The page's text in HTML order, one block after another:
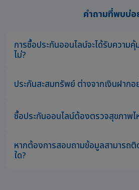
คำถามที่พบบ่อ
การซื้อประกันออนไลน์จะได้รับความ
ไม่?
ประกันสะสมทรัพย์ ต่างจากเงินฝากอ
ซื้อประกันออนไลน์ต้องตรวจสุขภาพไ
หากต้องการสอบถามข้อมูลสามารถ
ใด?